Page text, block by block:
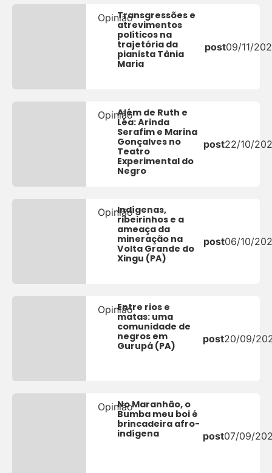
OpiniãoTransgressões e
atrevimentos
políticos na
trajetória da
pianista Tânia
Maria
post09/11/
OpiniãoAlém de Ruth e
Léa: Arinda
Serafim e Marina
Gonçalves no
Teatro
Experimental do
Negro
post22/10/
OpiniãoIndígenas,
ribeirinhos e a
ameaça da
mineração na
Volta Grande do
Xingu (PA)
post06/10/
OpiniãoEntre rios e
matas: uma
comunidade de
negros em
Gurupá (PA)
post20/09/
OpiniãoNo Maranhão, o
Bumba meu boi é
brincadeira afro-
indígena
post07/09/